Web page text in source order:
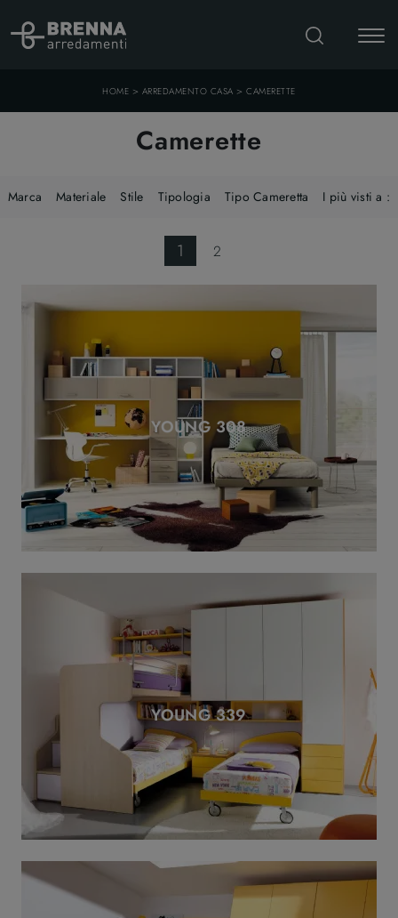
HOME > ARREDAMENTO CASA >CAMERETTE
Camerette
Marca Materiale Stile Tipologia Tipo Cameretta I più visti a :
1 2
YOUNG 308
YOUNG 339